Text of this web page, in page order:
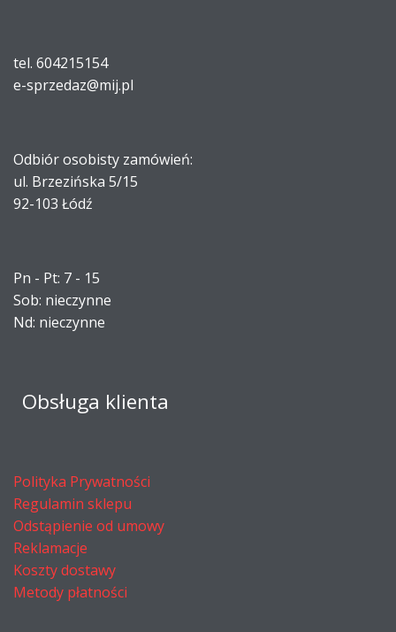
tel. 604215154
e-sprzedaz@mij.pl
Odbiór osobisty zamówień:
ul. Brzezińska 5/15
92-103 Łódź
Pn - Pt: 7 - 15
Sob: nieczynne
Nd: nieczynne
Obsługa klienta
Polityka Prywatności
Regulamin sklepu
Odstąpienie od umowy
Reklamacje
Koszty dostawy
Metody płatności